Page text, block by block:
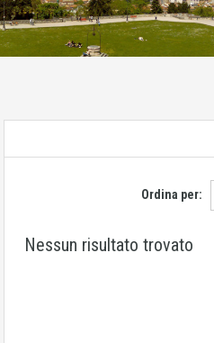
Ordina per:
Nessun risultato trovato